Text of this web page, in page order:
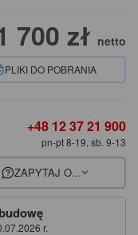
700 zł netto
PLIKI DO POBRANIA
+48 12 37 21 900
pn-pt 8-19, sb. 9-13
ZAPYTAJ O...
r.